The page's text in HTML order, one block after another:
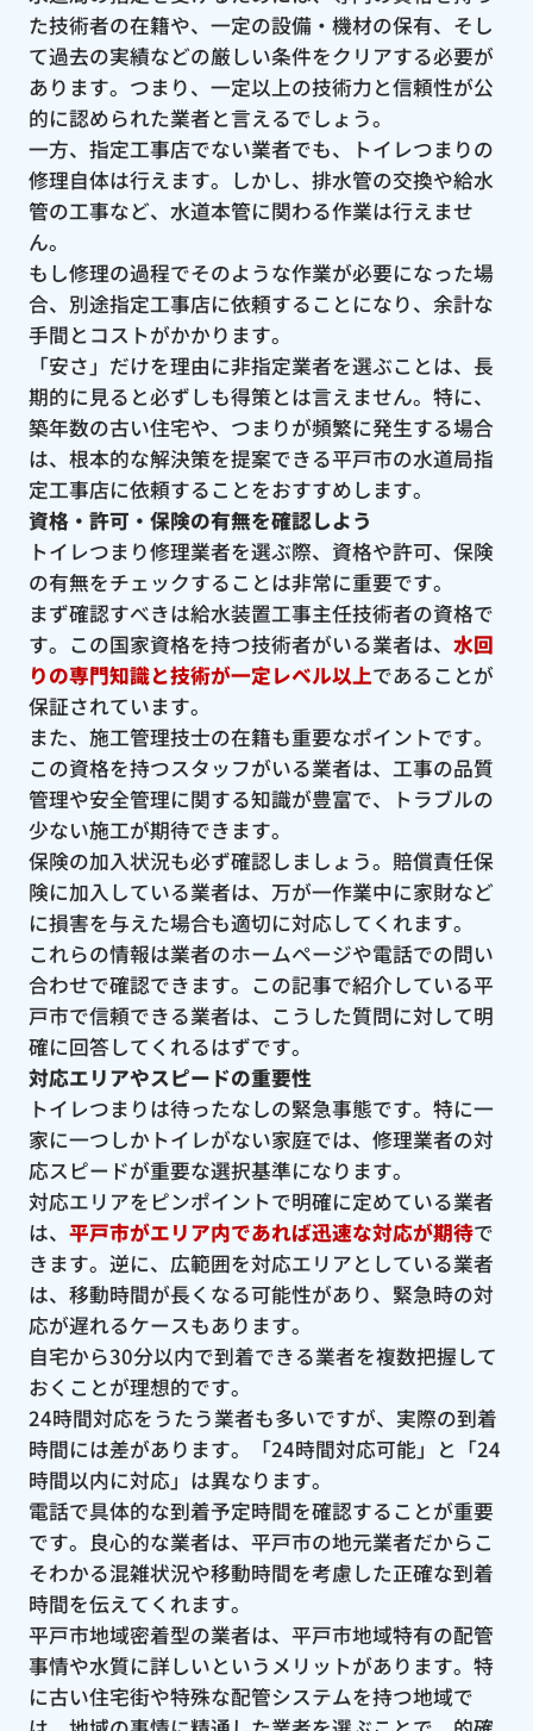
た技術者の在籍や、一定の設備・機材の保有、そし
て過去の実績などの厳しい条件をクリアする必要が
あります。つまり、一定以上の技術力と信頼性が公
的に認められた業者と言えるでしょう。
一方、指定工事店でない業者でも、トイレつまりの
修理自体は行えます。しかし、排水管の交換や給水
管の工事など、水道本管に関わる作業は行えませ
ん。
もし修理の過程でそのような作業が必要になった場
合、別途指定工事店に依頼することになり、余計な
手間とコストがかかります。
「安さ」だけを理由に非指定業者を選ぶことは、長
期的に見ると必ずしも得策とは言えません。特に、
築年数の古い住宅や、つまりが頻繁に発生する場合
は、根本的な解決策を提案できる平戸市の水道局指
定工事店に依頼することをおすすめします。
資格・許可・保険の有無を確認しよう
トイレつまり修理業者を選ぶ際、資格や許可、保険
の有無をチェックすることは非常に重要です。
まず確認すべきは給水装置工事主任技術者の資格で
す。この国家資格を持つ技術者がいる業者は、 水回
りの専門知識と技術が一定レベル以上であることが
保証されています。
また、施工管理技士の在籍も重要なポイントです。
この資格を持つスタッフがいる業者は、工事の品質
管理や安全管理に関する知識が豊富で、トラブルの
少ない施工が期待できます。
保険の加入状況も必ず確認しましょう。賠償責任保
険に加入している業者は、万が一作業中に家財など
に損害を与えた場合も適切に対応してくれます。
これらの情報は業者のホームページや電話での問い
合わせで確認できます。この記事で紹介している平
戸市で信頼できる業者は、こうした質問に対して明
確に回答してくれるはずです。
対応エリアやスピードの重要性
トイレつまりは待ったなしの緊急事態です。特に一
家に一つしかトイレがない家庭では、修理業者の対
応スピードが重要な選択基準になります。
対応エリアをピンポイントで明確に定めている業者
は、 平戸市がエリア内であれば迅速な対応が期待で
きます。逆に、広範囲を対応エリアとしている業者
は、移動時間が長くなる可能性があり、緊急時の対
応が遅れるケースもあります。
自宅から30分以内で到着できる業者を複数把握して
おくことが理想的です。
24時間対応をうたう業者も多いですが、実際の到着
時間には差があります。「24時間対応可能」と「24
時間以内に対応」は異なります。
電話で具体的な到着予定時間を確認することが重要
です。良心的な業者は、平戸市の地元業者だからこ
そわかる混雑状況や移動時間を考慮した正確な到着
時間を伝えてくれます。
平戸市地域密着型の業者は、平戸市地域特有の配管
事情や水質に詳しいというメリットがあります。特
に古い住宅街や特殊な配管システムを持つ地域で